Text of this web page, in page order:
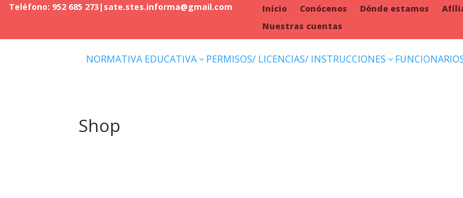
Teléfono: 952 685 273 | sate.stes.informa@gmail.com Inicio Conócenos Dónde estamos
Nuestras cuentas
NORMATIVA EDUCATIVA 3 PERMISOS/ LICENCIAS/ INSTRUCCIONES 3
Shop